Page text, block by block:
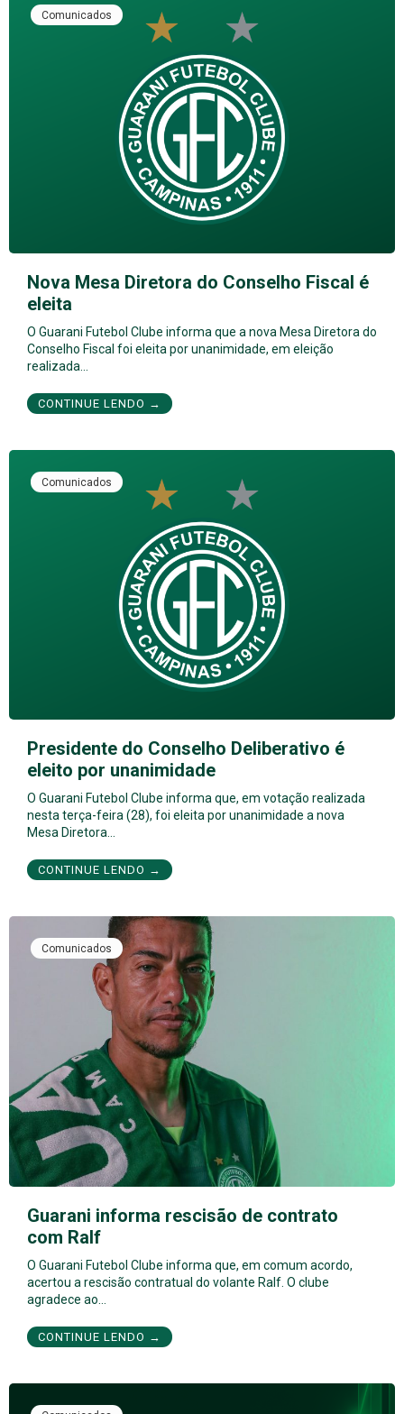
Comunicados
Nova Mesa Diretora do Conselho Fiscal é
eleita
O Guarani Futebol Clube informa que a nova Mesa Diretora do
Conselho Fiscal foi eleita por unanimidade, em eleição
realizada…
CONTINUE LENDO →
Comunicados
Presidente do Conselho Deliberativo é
eleito por unanimidade
O Guarani Futebol Clube informa que, em votação realizada
nesta terça-feira (28), foi eleita por unanimidade a nova
Mesa Diretora…
CONTINUE LENDO →
Comunicados
Guarani informa rescisão de contrato
com Ralf
O Guarani Futebol Clube informa que, em comum acordo,
acertou a rescisão contratual do volante Ralf. O clube
agradece ao…
CONTINUE LENDO →